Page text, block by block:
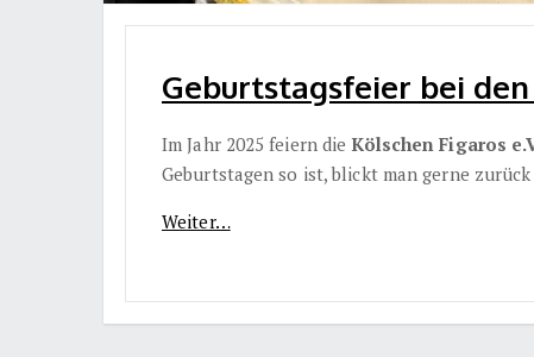
Geburtstagsfeier bei den
Im Jahr 2025 feiern dieKölschen Figaros
Geburtstagen so ist, blickt man gerne
Weiter…